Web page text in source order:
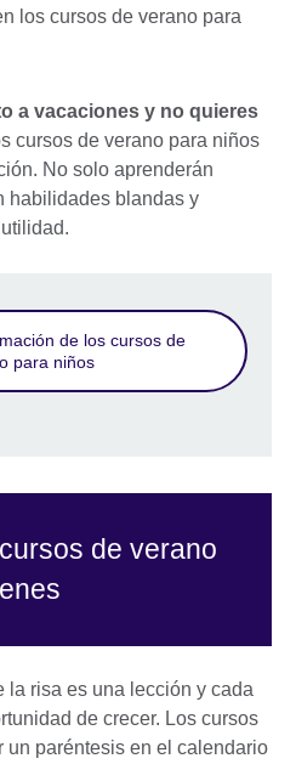
a vacaciones y no quieres
cursos de verano para niños
No solo aprenderán
habilidades blandas y
utilidad.
de los cursos de
para niños
de verano
la risa es una lección y cada
de crecer. Los cursos
un paréntesis en el calendario